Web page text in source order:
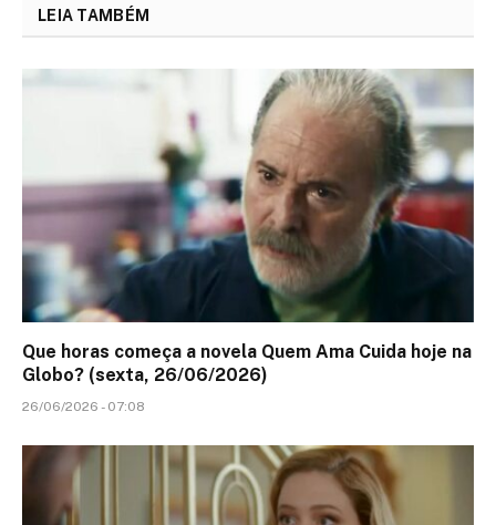
LEIA TAMBÉM
Que horas começa a novela Quem Ama Cuida hoje na
Globo? (sexta, 26/06/2026)
26/06/2026 - 07:08